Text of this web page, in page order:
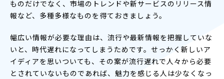
ものだけでなく、市場のトレンドや新サービスのリリース情
報など、多種多様なものを得ておきましょう。
幅広い情報が必要な理由は、流行や最新情報を把握していな
いと、時代遅れになってしまうためです。せっかく新しいア
イディアを思いついても、その案が流行遅れで人々から必要
とされていないものであれば、魅力を感じる人は少なくなっ